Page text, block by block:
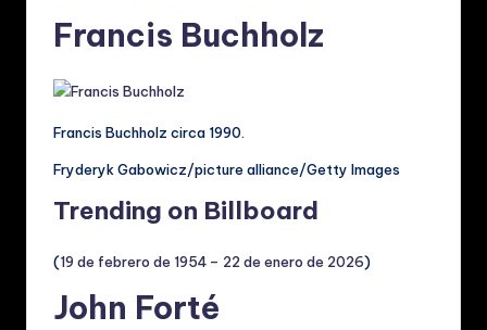
Francis Buchholz
Francis Buchholz circa 1990.
Fryderyk Gabowicz/picture alliance/Getty Images
Trending on Billboard
(19 de febrero de 1954 – 22 de enero de 2026)
John Forté